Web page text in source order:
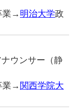
業→明治大学政
ウンサー（静
業→ 関西学院大